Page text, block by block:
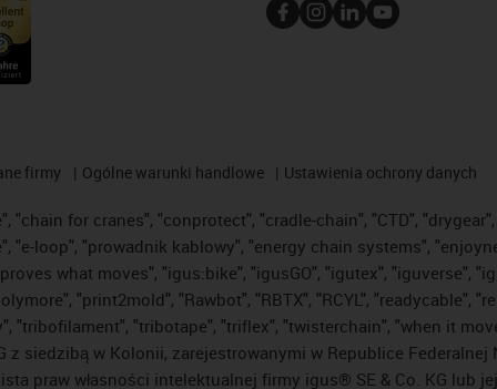
firmy Ogólne warunki handlowe Ustawienia ochrony danych
"chain for cranes", "conprotect", "cradle-chain", "CTD",
"e-loop", "prowadnik kablowy", "energy chain systems",
what moves", "igus:bike", "igusGO", "igutex", "iguverse",
"print2mold", "Rawbot", "RBTX", "RCYL", "readycable",
"tribofilament", "tribotape", "triflex", "twisterchain", "when it
siedzibą w Kolonii, zarejestrowanymi w Republice
praw własności intelektualnej firmy igus® SE & Co. KG lub